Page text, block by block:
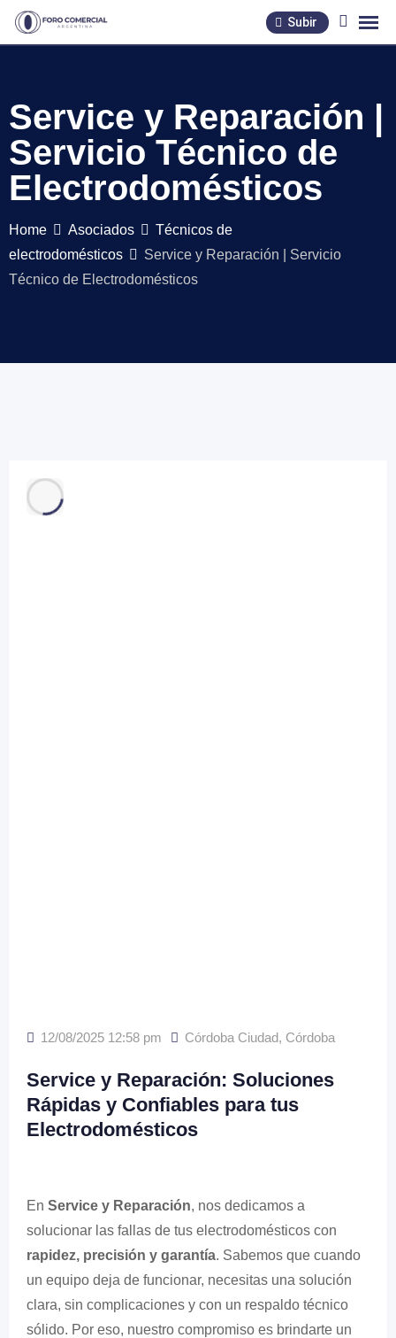
Skip
Subir
Service y Reparación |
Servicio Técnico de
Electrodomésticos
Home Asociados
Técnicos de
electrodomésticos
Service y Reparación | Servicio
Técnico de Electrodomésticos
12/08/2025 12:58 pm Córdoba Ciudad, Córdoba
Service y Reparación: Soluciones
Rápidas y Confiables para tus
Electrodomésticos
En Service y Reparación, nos dedicamos a
solucionar las fallas de tus electrodomésticos con
rapidez, precisión y garantía. Sabemos que cuando
un equipo deja de funcionar, necesitas una solución
clara, sin complicaciones y con un respaldo técnico
sólido. Por eso, nuestro compromiso es brindarte un